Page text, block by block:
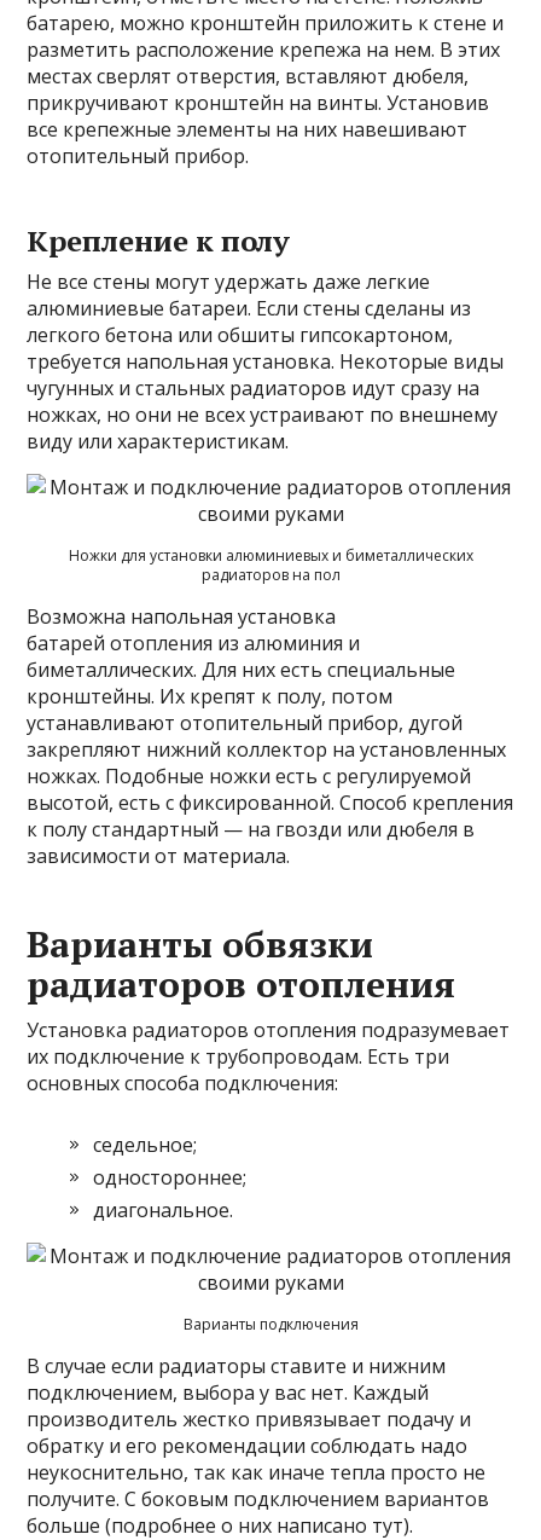
батарею, можно кронштейн приложить к стене и
разметить расположение крепежа на нем. В этих
местах сверлят отверстия, вставляют дюбеля,
прикручивают кронштейн на винты. Установив
все крепежные элементы на них навешивают
отопительный прибор.
Крепление к полу
Не все стены могут удержать даже легкие
алюминиевые батареи. Если стены сделаны из
легкого бетона или обшиты гипсокартоном,
требуется напольная установка. Некоторые виды
чугунных и стальных радиаторов идут сразу на
ножках, но они не всех устраивают по внешнему
виду или характеристикам.
Ножки для установки алюминиевых и биметаллических
радиаторов на пол
Возможна напольная установка
батарей отопления из алюминия и
биметаллических. Для них есть специальные
кронштейны. Их крепят к полу, потом
устанавливают отопительный прибор, дугой
закрепляют нижний коллектор на установленных
ножках. Подобные ножки есть с регулируемой
высотой, есть с фиксированной. Способ крепления
к полу стандартный — на гвозди или дюбеля в
зависимости от материала.
Варианты обвязки
радиаторов отопления
Установка радиаторов отопления подразумевает
их подключение к трубопроводам. Есть три
основных способа подключения:
седельное;
одностороннее;
диагональное.
Варианты подключения
В случае если радиаторы ставите и нижним
подключением, выбора у вас нет. Каждый
производитель жестко привязывает подачу и
обратку и его рекомендации соблюдать надо
неукоснительно, так как иначе тепла просто не
получите. С боковым подключением вариантов
больше (подробнее о них написано тут).